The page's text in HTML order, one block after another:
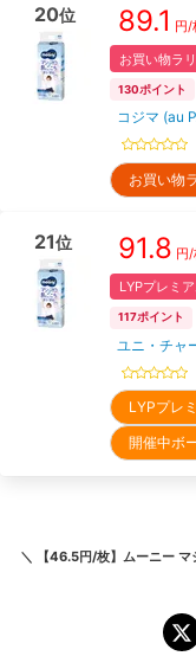
20位 89.1 円/
お買い物ラ
130ポイント
コジマ (au
お買い物
21位 91.8 円/
LYPプレミ
117ポイント
ユニ・チャ
LYPプレ
開催中ボ
＼
【46.5円/枚】ムーニー